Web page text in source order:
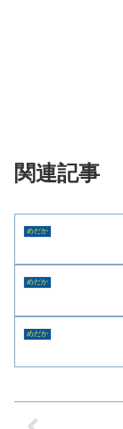
関連記事
めだか
めだか
めだか